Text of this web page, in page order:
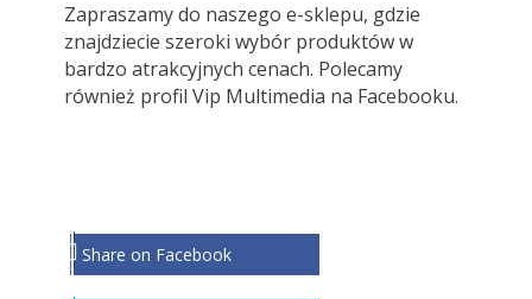
Zapraszamy do naszego e-sklepu, gdzie
znajdziecie szeroki wybór produktów w
bardzo atrakcyjnych cenach. Polecamy
również profil Vip Multimedia na Facebooku.
Share on Facebook